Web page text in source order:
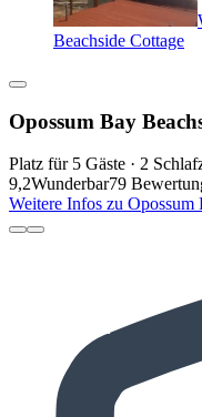
Beachside Cottage
Opossum Bay
Platz für 5 Gäste · 2
9,2Wunderbar79
Weitere Infos zu Opossum